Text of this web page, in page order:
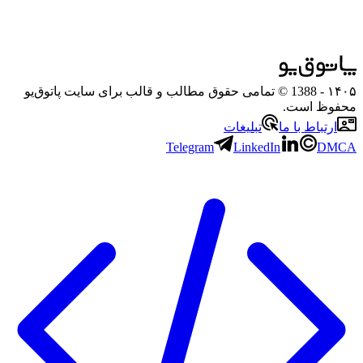
۱۴۰۵
- 1388 © تمامی حقوق مطالب و قالب برای سایت پاتوق‌یو
محفوظ است.
ارتباط با ما
تبلیغات
Telegram
LinkedIn DMCA